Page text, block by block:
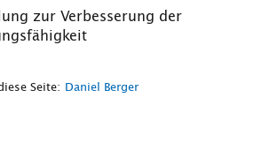
zur Verbesserung der
Seite: Daniel Berger